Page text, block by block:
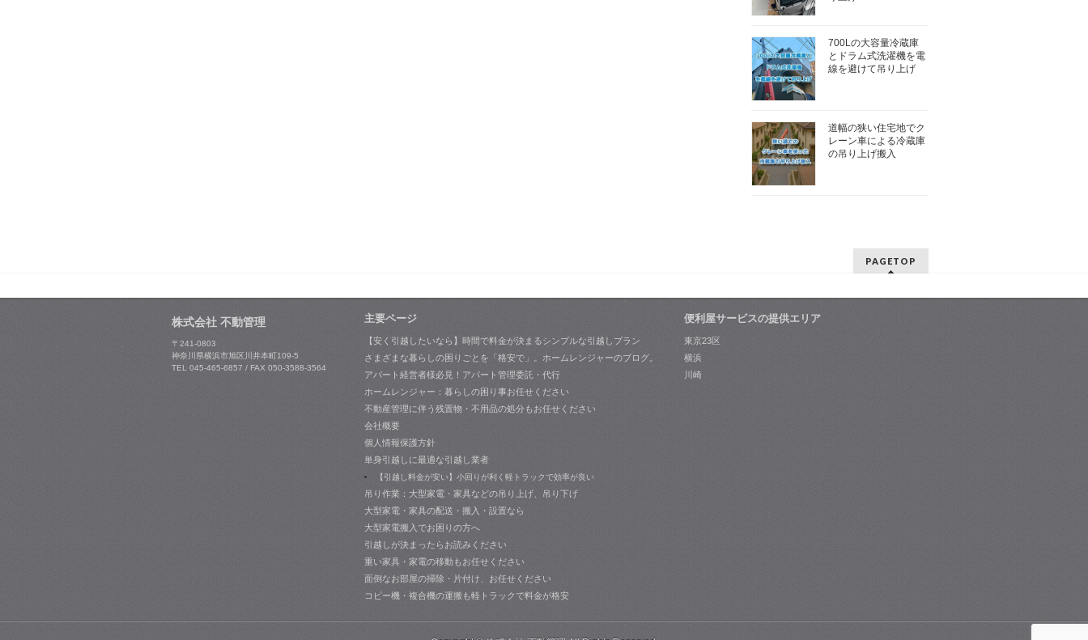
700Lの大容量冷蔵庫
とドラム式洗濯機を電
線を避けて吊り上げ
道幅の狭い住宅地でク
レーン車による冷蔵庫
の吊り上げ搬入
PAGETOP
株式会社 不動管理
〒241-0803
神奈川県横浜市旭区川井本町109-5
TEL 045-465-6857 / FAX 050-3588-3564
主要ページ
【安く引越したいなら】時間で料金が決まるシンプルな引越しプラン
さまざまな暮らしの困りごとを「格安で」。ホームレンジャーのブログ。
アパート経営者様必見！アパート管理委託・代行
ホームレンジャー：暮らしの困り事お任せください
不動産管理に伴う残置物・不用品の処分もお任せください
会社概要
個人情報保護方針
単身引越しに最適な引越し業者
【引越し料金が安い】小回りが利く軽トラックで効率が良い
吊り作業：大型家電・家具などの吊り上げ、吊り下げ
大型家電・家具の配送・搬入・設置なら
大型家電搬入でお困りの方へ
引越しが決まったらお読みください
重い家具・家電の移動もお任せください
面倒なお部屋の掃除・片付け、お任せください
コピー機・複合機の運搬も軽トラックで料金が格安
便利屋サービスの提供エリア
東京23区
横浜
川崎